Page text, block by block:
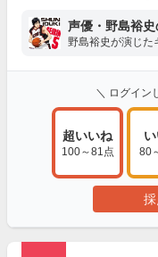
声優・野島裕
野島裕史が演じた
＼ ログイン
超いいね
100～81点 80